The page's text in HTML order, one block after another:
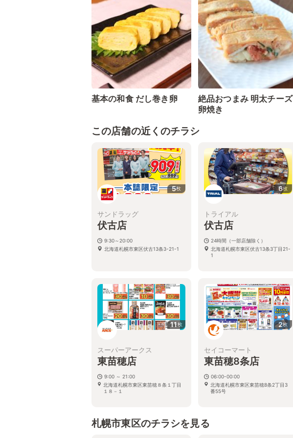
基本の和食 だし巻き卵
絶品おつまみ 明太チーズ
卵焼き
この店舗の近くのチラシ
5枚
サンドラッグ
伏古店
9:30～20:00
北海道札幌市東区伏古13条3-21-1
6枚
トライアル
伏古店
24時間（一部店舗除く）
北海道札幌市東区伏古13条3丁目21-
1
11枚
スーパーアークス
東苗穂店
9:00 ～ 21:00
北海道札幌市東区東苗穂８条１丁目
１８－１
2枚
セイコーマート
東苗穂8条店
06:00-00:00
北海道札幌市東区東苗穂8条2丁目3
番55号
札幌市東区のチラシを見る